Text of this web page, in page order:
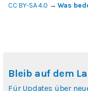
CC BY-SA 4.0 →Was
Bleib auf dem
Für Updates über